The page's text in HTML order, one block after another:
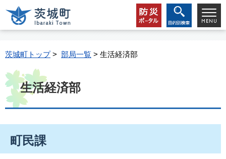
茨城町トップ> 部局一覧 > 生活経済部
生活経済部
町民課